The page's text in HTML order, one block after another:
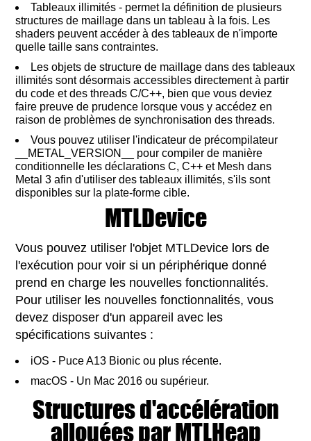
Tableaux illimités - permet la définition de plusieurs
structures de maillage dans un tableau à la fois. Les
shaders peuvent accéder à des tableaux de n'importe
quelle taille sans contraintes.
Les objets de structure de maillage dans des tableaux
illimités sont désormais accessibles directement à partir
du code et des threads C/C++, bien que vous deviez
faire preuve de prudence lorsque vous y accédez en
raison de problèmes de synchronisation des threads.
Vous pouvez utiliser l'indicateur de précompilateur
__METAL_VERSION__ pour compiler de manière
conditionnelle les déclarations C, C++ et Mesh dans
Metal 3 afin d'utiliser des tableaux illimités, s'ils sont
disponibles sur la plate-forme cible.
MTLDevice
Vous pouvez utiliser l'objet MTLDevice lors de
l'exécution pour voir si un périphérique donné
prend en charge les nouvelles fonctionnalités.
Pour utiliser les nouvelles fonctionnalités, vous
devez disposer d'un appareil avec les
spécifications suivantes :
iOS - Puce A13 Bionic ou plus récente.
macOS - Un Mac 2016 ou supérieur.
Structures d'accélération
allouées par MTLHeap